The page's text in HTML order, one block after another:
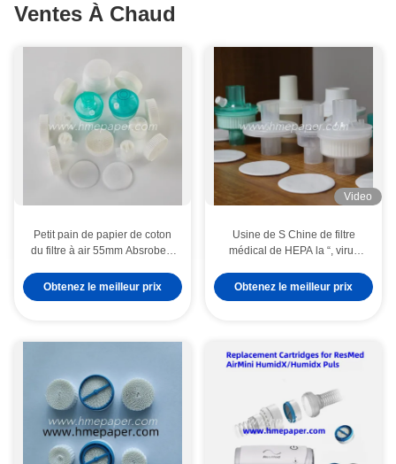
Ventes À Chaud
Petit pain de papier de coton
du filtre à air 55mm Absrobent
Obtenez le meilleur prix
Video
Usine de S Chine de filtre
médical de HEPA la “, virus
filtrent
Obtenez le meilleur prix